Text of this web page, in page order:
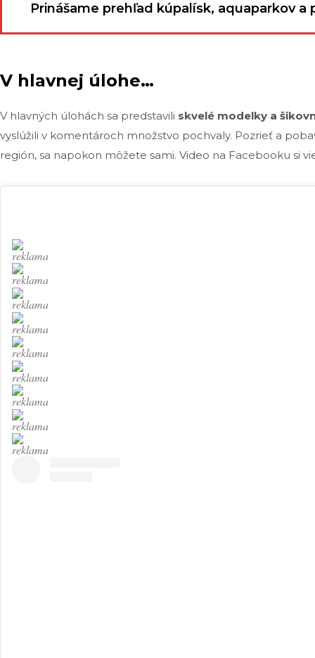
Prinášame prehľad kúpalísk, aquaparkov a
V hlavnej úlohe…
V hlavných úlohách sa predstavili skvelé modelky a
vyslúžili v komentároch množstvo pochvaly. Pozrieť a
región, sa napokon môžete sami. Video na Facebooku si
reklama
reklama
reklama
reklama
reklama
reklama
reklama
reklama
reklama